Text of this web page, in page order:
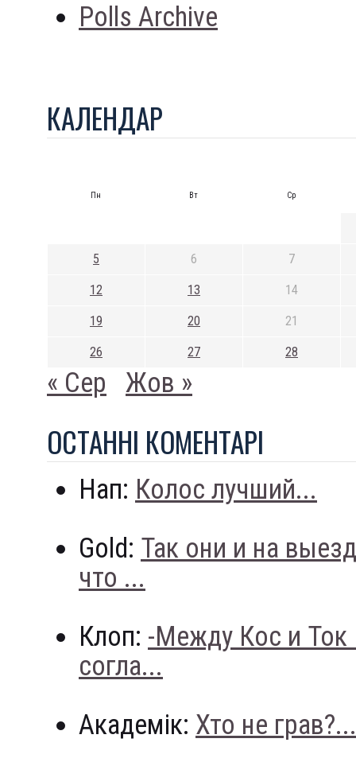
Polls Archive
КАЛЕНДАР
Пн Вт Ср
5 6 7
12 13 14
19 20 21
26 27 28
« Сер Жов »
ОСТАННI КОМЕНТАРI
Нап: Колос лучший...
Gold: Так они и на
что ...
Клоп: -Между Кос и
согла...
Академік: Хто не грав?...